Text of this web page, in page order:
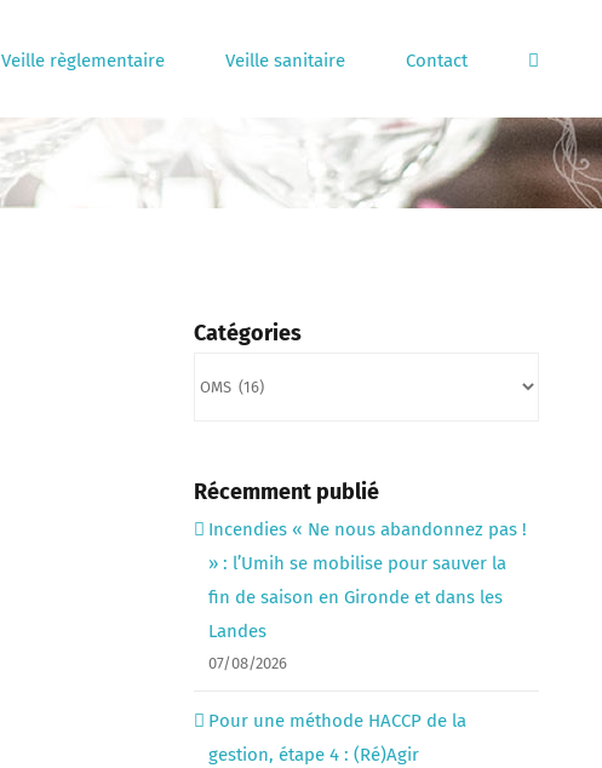
Veille règlementaire Veille sanitaire Contact
Catégories
Récemment publié
Incendies « Ne nous abandonnez pas !
» : l’Umih se mobilise pour sauver la
fin de saison en Gironde et dans les
Landes
07/08/2026
Pour une méthode HACCP de la
gestion, étape 4 : (Ré)Agir